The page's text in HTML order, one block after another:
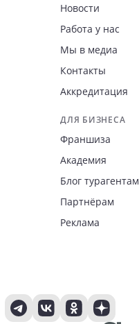
Новости
Работа у нас
Мы в медиа
Контакты
Аккредитация
ДЛЯ БИЗНЕСА
Франшиза
Академия
Блог турагентам
Партнёрам
Реклама